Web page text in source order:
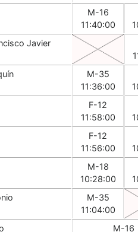
M-16
11:40:00
Javier
M-35
11:36:00
F-12
11:58:00
F-12
11:56:00
M-18
10:28:00
M-35
11:04:00
M-16